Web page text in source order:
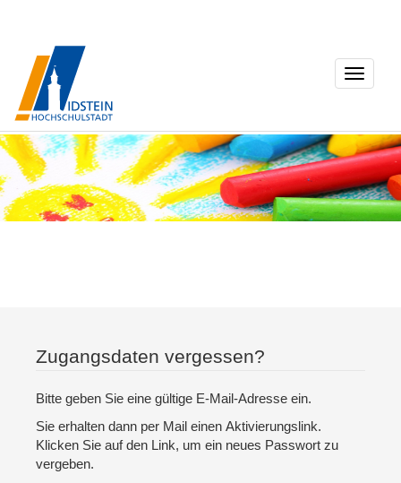
Toggle
Zugangsdaten vergessen?
Bitte geben Sie eine gültige E-Mail-Adresse ein.
Sie erhalten dann per Mail einen Aktivierungslink.
Klicken Sie auf den Link, um ein neues Passwort zu
vergeben.